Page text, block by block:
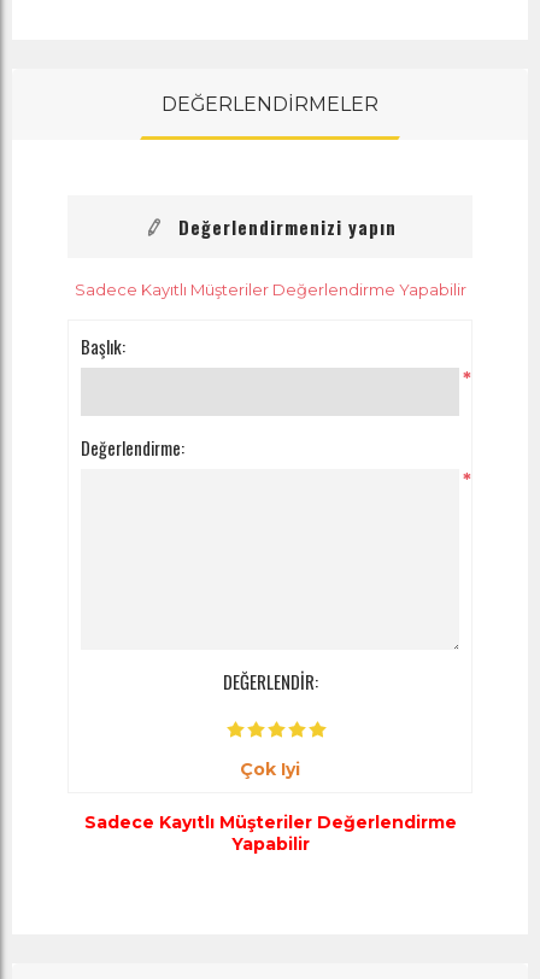
DEĞERLENDİRMELER
Değerlendirmenizi yapın
Sadece Kayıtlı Müşteriler Değerlendirme Yapabilir
Başlık:
*
Değerlendirme:
*
DEĞERLENDİR:
Çok Iyi
Sadece Kayıtlı Müşteriler Değerlendirme
Yapabilir